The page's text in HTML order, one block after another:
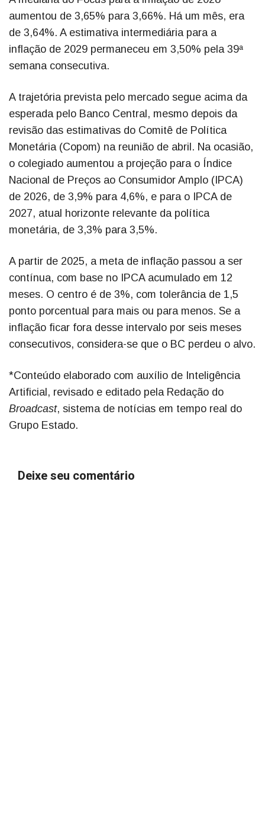
aumentou de 3,65% para 3,66%. Há um mês, era
de 3,64%. A estimativa intermediária para a
inflação de 2029 permaneceu em 3,50% pela 39ª
semana consecutiva.
A trajetória prevista pelo mercado segue acima da
esperada pelo Banco Central, mesmo depois da
revisão das estimativas do Comitê de Política
Monetária (Copom) na reunião de abril. Na ocasião,
o colegiado aumentou a projeção para o Índice
Nacional de Preços ao Consumidor Amplo (IPCA)
de 2026, de 3,9% para 4,6%, e para o IPCA de
2027, atual horizonte relevante da política
monetária, de 3,3% para 3,5%.
A partir de 2025, a meta de inflação passou a ser
contínua, com base no IPCA acumulado em 12
meses. O centro é de 3%, com tolerância de 1,5
ponto porcentual para mais ou para menos. Se a
inflação ficar fora desse intervalo por seis meses
consecutivos, considera-se que o BC perdeu o alvo.
*Conteúdo elaborado com auxílio de Inteligência
Artificial, revisado e editado pela Redação do
Broadcast, sistema de notícias em tempo real do
Grupo Estado.
Deixe seu comentário